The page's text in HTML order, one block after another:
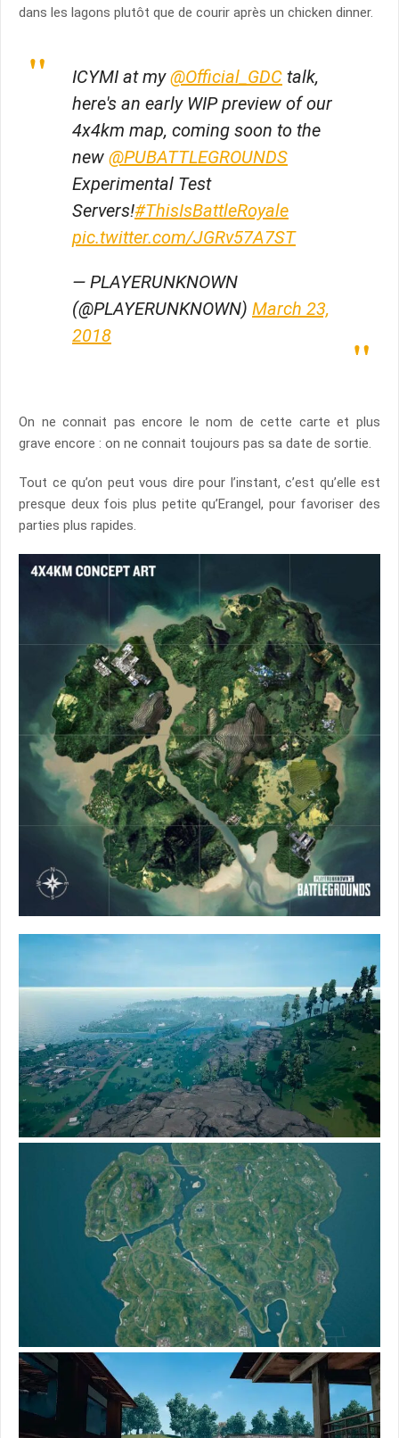
dans les lagons plutôt que de courir après un chicken dinner.
ICYMI at my@Official_GDC talk,
here's an early WIP preview of our
4x4km map, coming soon to the
new @PUBATTLEGROUNDS
Experimental Test
Servers!#ThisIsBattleRoyale
pic.twitter.com/JGRv57A7ST
— PLAYERUNKNOWN
(@PLAYERUNKNOWN) March 23,
2018
On ne connait pas encore le nom de cette carte et plus
grave encore : on ne connait toujours pas sa date de sortie.
Tout ce qu’on peut vous dire pour l’instant, c’est qu’elle est
presque deux fois plus petite qu’Erangel, pour favoriser des
parties plus rapides.